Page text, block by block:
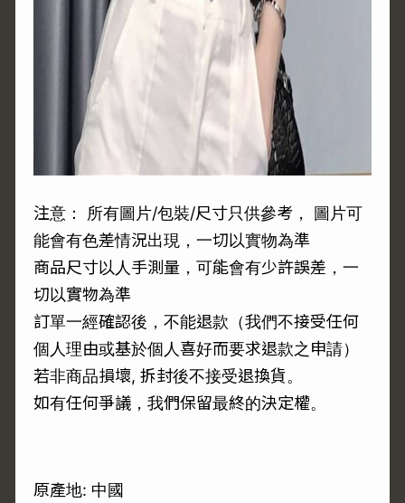
注意： 所有圖片/包裝/尺寸只供參考， 圖片可
能會有色差情況出現，一切以實物為準
商品尺寸以人手測量，可能會有少許誤差，一
切以實物為準
訂單一經確認後，不能退款（我們不接受任何
個人理由或基於個人喜好而要求退款之申請）
若非商品損壞, 拆封後不接受退換貨。
如有任何爭議，我們保留最終的決定權。
原產地: 中國